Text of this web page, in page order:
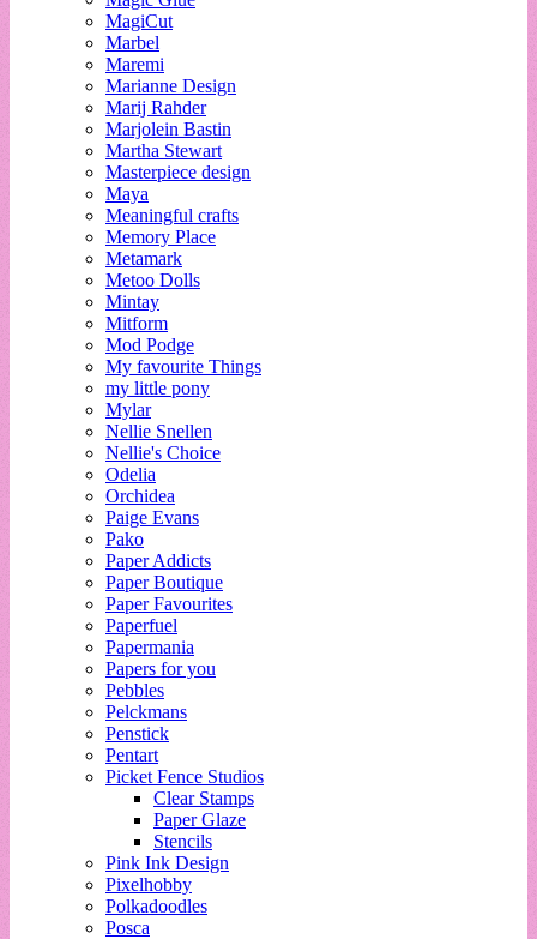
MagiCut
Marbel
Maremi
Marianne Design
Marij Rahder
Marjolein Bastin
Martha Stewart
Masterpiece design
Maya
Meaningful crafts
Memory Place
Metamark
Metoo Dolls
Mintay
Mitform
Mod Podge
My favourite Things
my little pony
Mylar
Nellie Snellen
Nellie's Choice
Odelia
Orchidea
Paige Evans
Pako
Paper Addicts
Paper Boutique
Paper Favourites
Paperfuel
Papermania
Papers for you
Pebbles
Pelckmans
Penstick
Pentart
Picket Fence Studios
Clear Stamps
Paper Glaze
Stencils
Pink Ink Design
Pixelhobby
Polkadoodles
Posca